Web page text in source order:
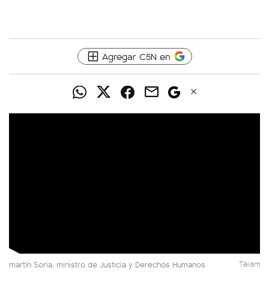
Agregar C5N en
martín Soria, ministro de Justicia y Derechos Humanos. Télam